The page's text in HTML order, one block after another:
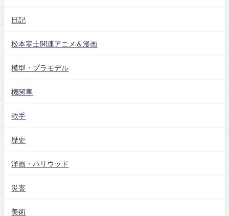
日記
松本零士関連アニメ＆漫画
模型・プラモデル
機関車
歌手
歴史
洋画・ハリウッド
災害
美術